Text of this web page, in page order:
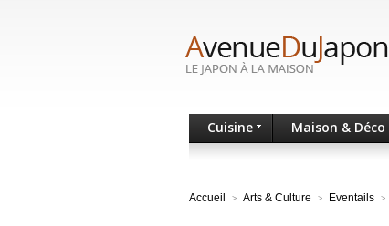
Cuisine Maison & Déco
Accueil > Arts & Culture > Eventails >